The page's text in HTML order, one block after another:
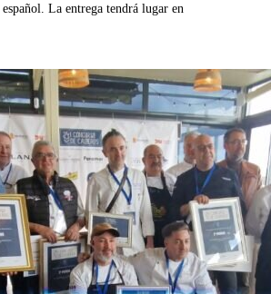
La entrega tendrá lugar en